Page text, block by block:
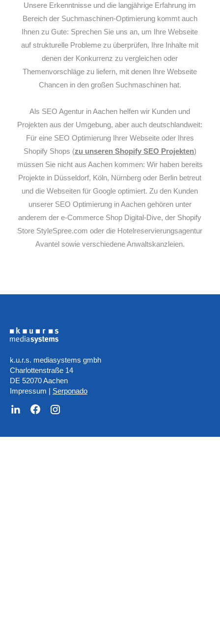
Unsere Erkenntnisse und die langjährige Erfahrung im
Bereich der Suchmaschinen-Optimierung kommt auch
Ihnen zu Gute: Sprechen Sie uns an, um Ihre Webseite
auf strukturelle Probleme zu überprüfen, Ihre Inhalte mit
denen der Konkurrenz zu vergleichen oder
Themenvorschläge zu liefern, mit denen Ihre Webseite
Chancen in den großen Suchmaschinen hat.
Als SEO Agentur in Aachen helfen wir Kunden und
Projekten aus der Umgebung, aber auch deutschlandweit:
Für eine SEO Optimierung Ihrer Webseite oder Ihres
Shopify Shops (zu unseren Shopify SEO Projekten)
müssen Sie nicht aus Aachen kommen: Wir haben bereits
Projekte in Düsseldorf, Köln, Nürnberg oder Berlin betreut
und die Webseiten für Google optimiert. Zu den Kunden
unserer SEO Optimierung in Aachen gehören unter
anderem der e-Commerce Shop Digital-Dive, der Shopify
Store StyleSpree.com oder die Hotelreservierungsagentur
Avantel sowie verschiedene Anwaltskanzleien.
k.u.r.s. mediasystems gmbh
Charlottenstraße 14
DE 52070 Aachen
Impressum | Serponado